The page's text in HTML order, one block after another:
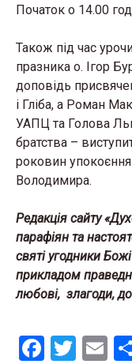
Початок о 14.00
Також під час
празника о. Ігор
доповідь
і Гліба, а Роман
УАПЦ та Голова
братства –
роковин
Володимира.
Редакція сайту
парафіян та
святі угодники
прикладом
любові, злагоди,
F
T
E